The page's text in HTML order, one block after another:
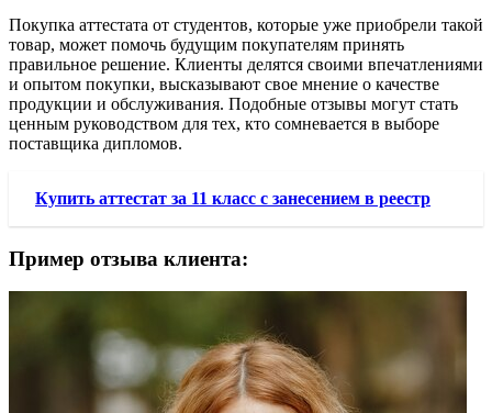
Покупка аттестата от студентов, которые уже приобрели такой
товар, может помочь будущим покупателям принять
правильное решение. Клиенты делятся своими впечатлениями
и опытом покупки, высказывают свое мнение о качестве
продукции и обслуживания. Подобные отзывы могут стать
ценным руководством для тех, кто сомневается в выборе
поставщика дипломов.
Купить аттестат за 11 класс с занесением в реестр
Пример отзыва клиента: